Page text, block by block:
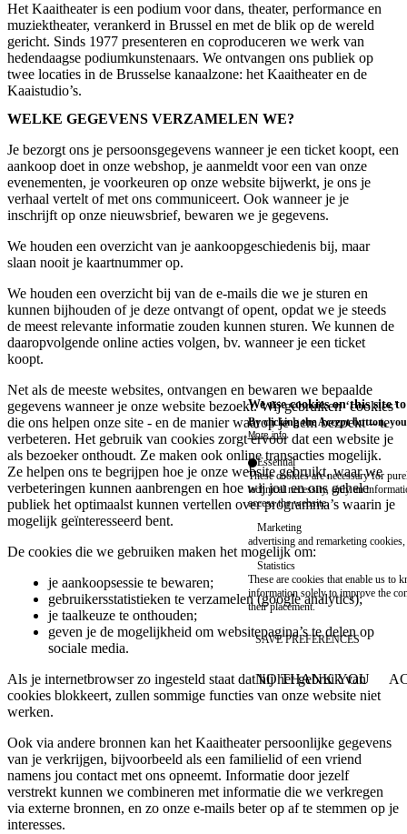
Het Kaaitheater is een podium voor dans, theater, performance en
muziektheater, verankerd in Brussel en met de blik op de wereld
gericht. Sinds 1977 presenteren en coproduceren we werk van
hedendaagse podiumkunstenaars. We ontvangen ons publiek op
twee locaties in de Brusselse kanaalzone: het Kaaitheater en de
Kaaistudio’s.
WELKE GEGEVENS VERZAMELEN WE?
Je bezorgt ons je persoonsgegevens wanneer je een ticket koopt, een
aankoop doet in onze webshop, je aanmeldt voor een van onze
evenementen, je voorkeuren op onze website bijwerkt, je ons je
verhaal vertelt of met ons communiceert. Ook wanneer je je
inschrijft op onze nieuwsbrief, bewaren we je gegevens.
We houden een overzicht van je aankoopgeschiedenis bij, maar
slaan nooit je kaartnummer op.
We houden een overzicht bij van de e-mails die we je sturen en
kunnen bijhouden of je deze ontvangt of opent, opdat we je steeds
de meest relevante informatie zouden kunnen sturen. We kunnen de
daaropvolgende online acties volgen, bv. wanneer je een ticket
koopt.
Net als de meeste websites, ontvangen en bewaren we bepaalde
gegevens wanneer je onze website bezoekt. Wij gebruiken ‘cookies’
die ons helpen onze site - en de manier waarop je hem bezoekt – te
verbeteren. Het gebruik van cookies zorgt ervoor dat een website je
als bezoeker onthoudt. Ze maken ook online transacties mogelijk.
Ze helpen ons te begrijpen hoe je onze website gebruikt, waar we
verbeteringen kunnen aanbrengen en hoe wij jou en ons gehele
publiek het optimaalst kunnen vertellen over programma’s waarin je
mogelijk geïnteresseerd bent.
De cookies die we gebruiken maken het mogelijk om:
je aankoopsessie te bewaren;
gebruikersstatistieken te verzamelen (google analytics);
je taalkeuze te onthouden;
geven je de mogelijkheid om websitepagina’s te delen op
sociale media.
Als je internetbrowser zo ingesteld staat dat hij het gebruik van
cookies blokkeert, zullen sommige functies van onze website niet
werken.
Ook via andere bronnen kan het Kaaitheater persoonlijke gegevens
van je verkrijgen, bijvoorbeeld als een familielid of een vriend
namens jou contact met ons opneemt. Informatie door jezelf
verstrekt kunnen we combineren met informatie die we verkregen
via externe bronnen, en zo onze e-mails beter op af te stemmen op je
interesses.
We use cookies on this site
By clicking the Accept button,
More info
Essential
These cookies are necessary for
technical necessity, only an
access the website.
Marketing
advertising and remarketing cookies,
Statistics
These are cookies that enable us to
information solely to improve the
their placement.
SAVE PREFERENCES
NO THANK YOU
WITHDRAW